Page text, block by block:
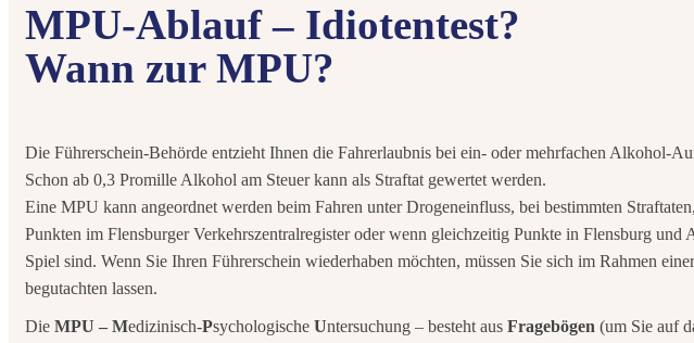
MPU-Ablauf – Idiotentest?
Wann zur MPU?
Die Führerschein-Behörde entzieht Ihnen die Fahrerlaubnis bei ein- oder mehrfachen Alkohol-
Schon ab 0,3 Promille Alkohol am Steuer kann als Straftat gewertet werden.
Eine MPU kann angeordnet werden beim Fahren unter Drogeneinfluss, bei bestimmten
Punkten im Flensburger Verkehrszentralregister oder wenn gleichzeitig Punkte in Flensburg und
Spiel sind. Wenn Sie Ihren Führerschein wiederhaben möchten, müssen Sie sich im Rahmen
begutachten lassen.
Die MPU – Medizinisch-Psychologische Untersuchung – besteht aus Fragebögen (um Sie auf